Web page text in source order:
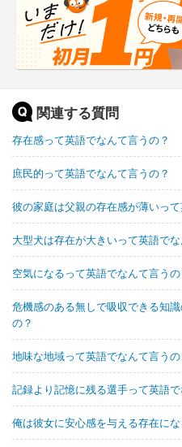
関連する質問
存在感って英語でなんて言うの？
庶民的って英語でなんて言うの？
彼の家庭は父親の存在感が薄いっ
大型犬は存在が大きいって英語で
空気になるって英語でなんて言うの
危機感のある無しで吸収できる知
の？
地味な地域って英語でなんて言うの
記録より記憶に残る選手って英語
俺は彼女に安心感を与える存在に